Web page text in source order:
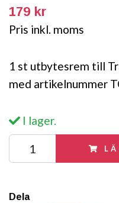
179 kr
Pris inkl. moms
1 st utbytesrem till
med artikelnummer
I lager.
Dela